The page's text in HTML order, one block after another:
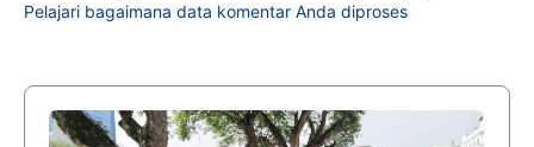
Pelajari bagaimana data komentar Anda diproses